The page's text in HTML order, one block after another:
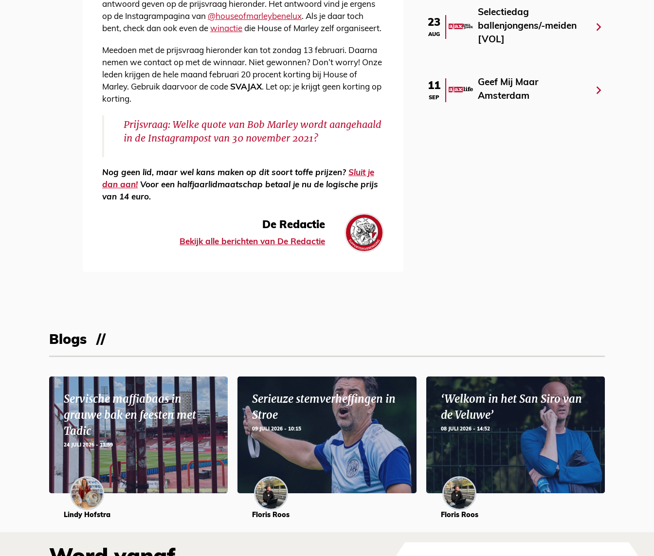
antwoord geven op de prijsvraag hieronder. Het antwoord vind je ergens
op de Instagrampagina van @houseofmarleybenelux. Als je daar toch
bent, check dan ook even de winactie die House of Marley zelf organiseert.
Meedoen met de prijsvraag hieronder kan tot zondag 13 februari. Daarna
nemen we contact op met de winnaar. Niet gewonnen? Don’t worry! Onze
leden krijgen de hele maand februari 20 procent korting bij House of
Marley. Gebruik daarvoor de code SVAJAX. Let op: je krijgt geen korting op
korting.
Prijsvraag: Welke quote van Bob Marley wordt aangehaald
in de Instagrampost van 30 november 2021?
Nog geen lid, maar wel kans maken op dit soort toffe prijzen? Sluit je
dan aan! Voor een halfjaarlidmaatschap betaal je nu de logische prijs
van 14 euro.
De Redactie
Bekijk alle berichten van De Redactie
23
AUG
Selectiedag
ballenjongens/-meiden
[VOL]
11
SEP
Geef Mij Maar
Amsterdam
Blogs
Servische maffiabaas in
grauwe bak en feesten met
Tadic
24 JULI 2026 - 11:59
Lindy Hofstra
Serieuze stemverheffingen in
Stroe
09 JULI 2026 - 10:15
Floris Roos
‘Welkom in het San Siro van
de Veluwe’
08 JULI 2026 - 14:52
Floris Roos